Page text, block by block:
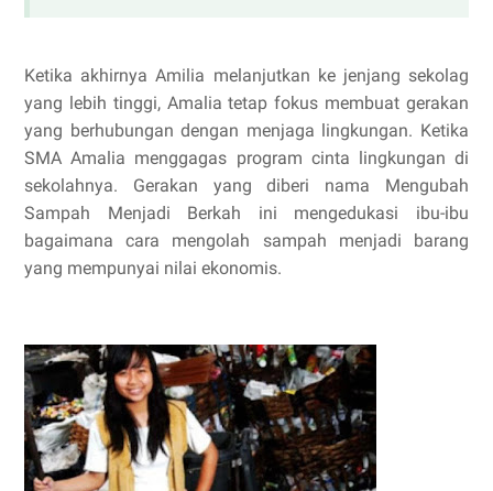
Ketika akhirnya Amilia melanjutkan ke jenjang sekolag
yang lebih tinggi, Amalia tetap fokus membuat gerakan
yang berhubungan dengan menjaga lingkungan. Ketika
SMA Amalia menggagas program cinta lingkungan di
sekolahnya. Gerakan yang diberi nama Mengubah
Sampah Menjadi Berkah ini mengedukasi ibu-ibu
bagaimana cara mengolah sampah menjadi barang
yang mempunyai nilai ekonomis.